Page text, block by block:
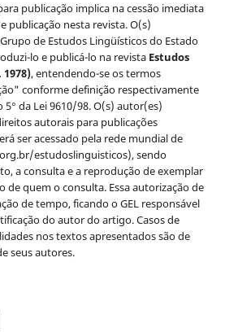
publicação implica na cessão imediata
publicação nesta revista. O(s)
de Estudos Lingüísticos do Estado
lo e publicá-lo na revista Estudos
1978), entendendo-se os termos
conforme definição respectivamente
da Lei 9610/98. O(s) autor(es)
autorais para publicações
ser acessado pela rede mundial de
estudoslinguisticos), sendo
a consulta e a reprodução de exemplar
quem o consulta. Essa autorização de
de tempo, ficando o GEL responsável
do autor do artigo. Casos de
nos textos apresentados são de
seus autores.